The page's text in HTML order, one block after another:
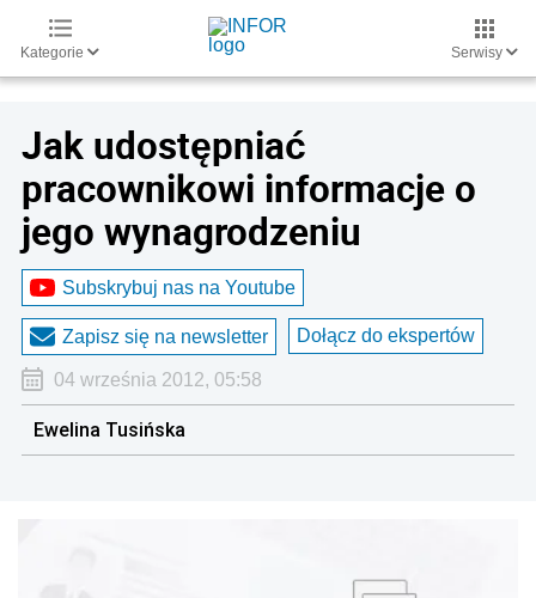
Kategorie Serwisy
Jak udostępniać
pracownikowi informacje o
jego wynagrodzeniu
Subskrybuj nas na Youtube
Zapisz się na newsletter Dołącz do ekspertów
04 września 2012, 05:58
Ewelina Tusińska